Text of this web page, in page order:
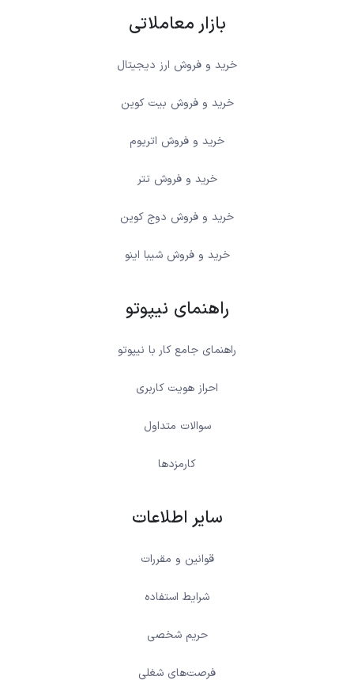
بازار معاملاتی
خرید و فروش ارز دیجیتال
خرید و فروش بیت کوین
خرید و فروش اتریوم
خرید و فروش تتر
خرید و فروش دوج کوین
خرید و فروش شیبا اینو
راهنمای نیپوتو
راهنمای جامع کار با نیپوتو
احراز هویت کاربری
سوالات متداول
کارمزدها
سایر اطلاعات
قوانین و مقررات
شرایط استفاده
حریم شخصی
فرصت‌های شغلی